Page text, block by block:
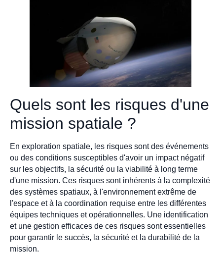
Quels sont les risques d'une
mission spatiale ?
En exploration spatiale, les risques sont des événements
ou des conditions susceptibles d'avoir un impact négatif
sur les objectifs, la sécurité ou la viabilité à long terme
d'une mission. Ces risques sont inhérents à la complexité
des systèmes spatiaux, à l'environnement extrême de
l'espace et à la coordination requise entre les différentes
équipes techniques et opérationnelles. Une identification
et une gestion efficaces de ces risques sont essentielles
pour garantir le succès, la sécurité et la durabilité de la
mission.